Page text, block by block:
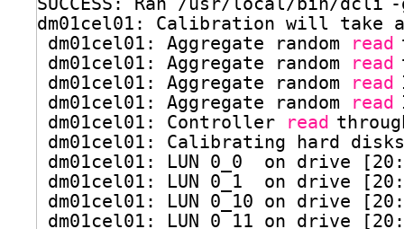
dm01cel01: Calibration will take
dm01cel01: Aggregate random
read
dm01cel01: Aggregate random
read
dm01cel01: Aggregate random
read
dm01cel01: Aggregate random
read
dm01cel01: Controller
read
dm01cel01: Calibrating hard
dm01cel01: LUN 0_0  on drive
dm01cel01: LUN 0_1  on drive
dm01cel01: LUN 0_10 on drive
dm01cel01: LUN 0_11 on drive